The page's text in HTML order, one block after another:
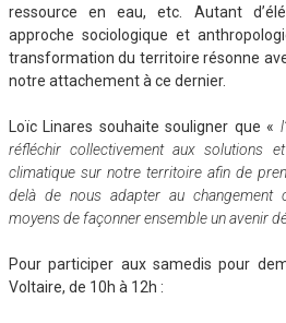
ressource en eau, etc. Autant
approche sociologique et
transformation du territoire résonne
notre attachement à ce dernier.
Loïc Linares souhaite souligner que «
réfléchir collectivement aux solutions
climatique sur notre territoire afin de
delà de nous adapter au changement
moyens de façonner ensemble un avenir
Pour participer aux samedis pour
Voltaire, de 10h à 12h :